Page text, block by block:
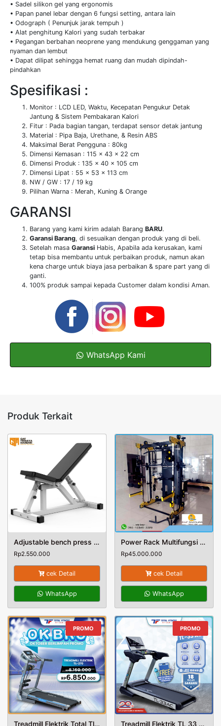
• Sadel silikon gel yang ergonomis
• Papan panel lebar dengan 6 fungsi setting, antara lain
• Odograph ( Penunjuk jarak tempuh )
• Alat penghitung Kalori yang sudah terbakar
• Pegangan berbahan neoprene yang mendukung genggaman yang
nyaman dan lembut
• Dapat dilipat sehingga hemat ruang dan mudah dipindah-
pindahkan
Spesifikasi :
Monitor : LCD LED, Waktu, Kecepatan Pengukur Detak
Jantung & Sistem Pembakaran Kalori
Fitur : Pada bagian tangan, terdapat sensor detak jantung
Material : Pipa Baja, Urethane, & Resin ABS
Maksimal Berat Pengguna : 80kg
Dimensi Kemasan : 115 x 43 x 22 cm
Dimensi Produk : 135 x 40 x 105 cm
Dimensi Lipat : 55 x 53 x 113 cm
NW / GW : 17 / 19 kg
Pilihan Warna : Merah, Kuning & Orange
GARANSI
Barang yang kami kirim adalah Barang BARU.
Garansi Barang, di sesuaikan dengan produk yang di beli.
Setelah masa Garansi Habis, Apabila ada kerusakan, kami
tetap bisa membantu untuk perbaikan produk, namun akan
kena charge untuk biaya jasa perbaikan & spare part yang di
ganti.
100% produk sampai kepada Customer dalam kondisi Aman.
WhatsApp Kami
Produk Terkait
Adjustable bench press Bangku sit up kursi fitness
Rp2.550.000
cek Detail
WhatsApp
Power Rack Multifungsi Alat Fitnes Gym Komersial
Rp45.000.000
cek Detail
WhatsApp
PROMO
Treadmill Elektrik Total Tl-270
PROMO
Treadmill Elektrik TL 33 AC Alat Olahraga Lari Fitnes Gym